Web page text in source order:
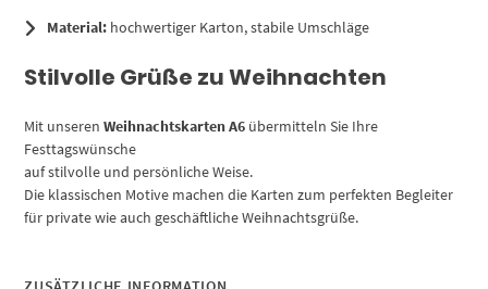
Material: hochwertiger Karton, stabile Umschläge
Stilvolle Grüße zu Weihnachten
Mit unserenWeihnachtskarten A6 übermitteln Sie Ihre
Festtagswünsche
auf stilvolle und persönliche Weise.
Die klassischen Motive machen die Karten zum perfekten Begleiter
für private wie auch geschäftliche Weihnachtsgrüße.